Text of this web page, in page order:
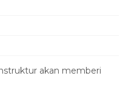
akan memberi